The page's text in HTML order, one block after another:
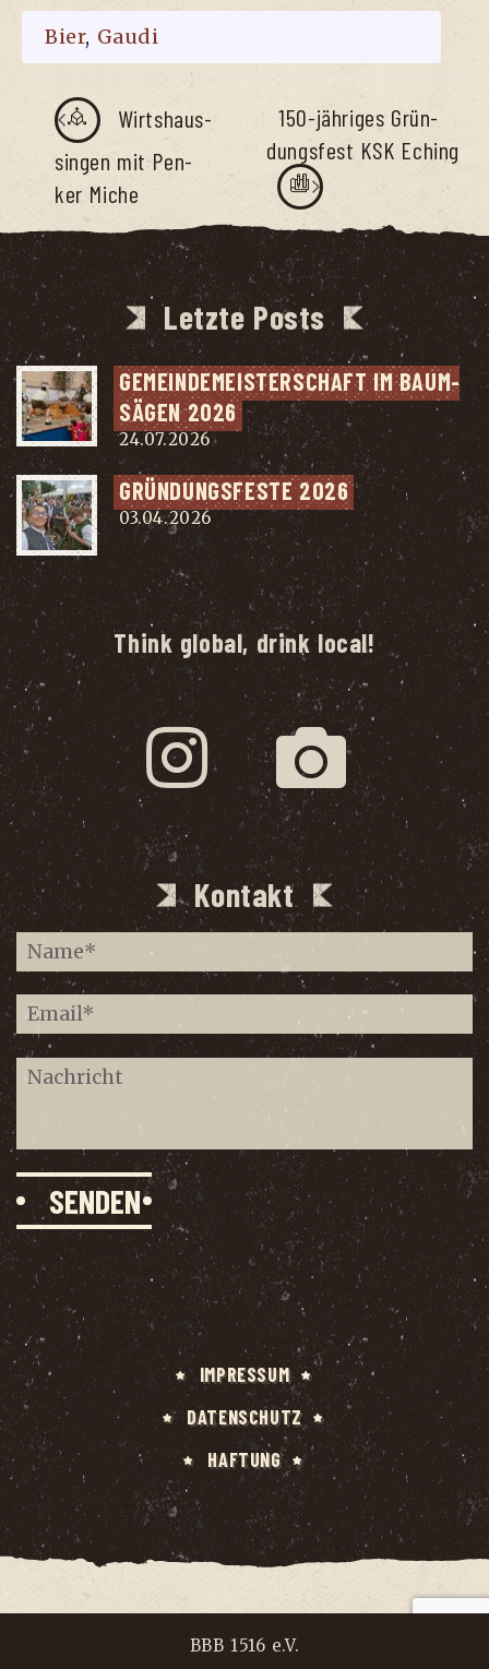
Bier, Gaudi
Wirts­haus­
sin­gen mit Pen­
ker Miche
150-jäh­ri­ges Grün­
dungs­fest KSK Eching
Letzte Posts
GEMEIN­DE­MEIS­TER­SCHAFT IM BAUM­
SÄ­GEN 2026
24.07.2026
GRÜN­DUNGS­FES­TE 2026
03.04.2026
Think global, drink local!
Kontakt
IMPRES­SUM
DATEN­SCHUTZ
HAF­TUNG
BBB 1516 e.V.